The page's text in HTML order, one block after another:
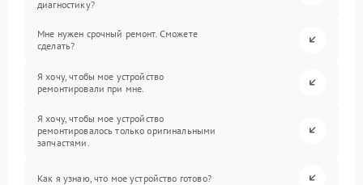
диагностику?
Мне нужен срочный ремонт. Сможете
сделать?
Я хочу, чтобы мое устройство
ремонтировали при мне.
Я хочу, чтобы мое устройство
ремонтировалось только оригинальными
запчастями.
Как я узнаю, что мое устройство готово?